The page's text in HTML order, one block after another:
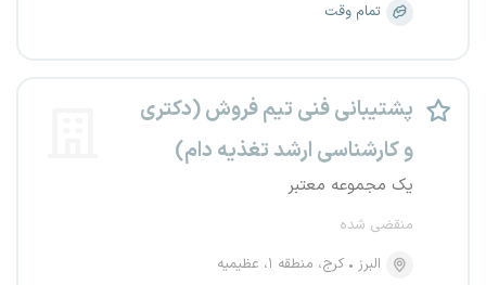
تمام وقت
پشتیبانی فنی تیم فروش (دکتری
و کارشناسی ارشد تغذیه دام)
یک مجموعه معتبر
منقضی شده
البرز
کرج، منطقه ۱، عظیمیه